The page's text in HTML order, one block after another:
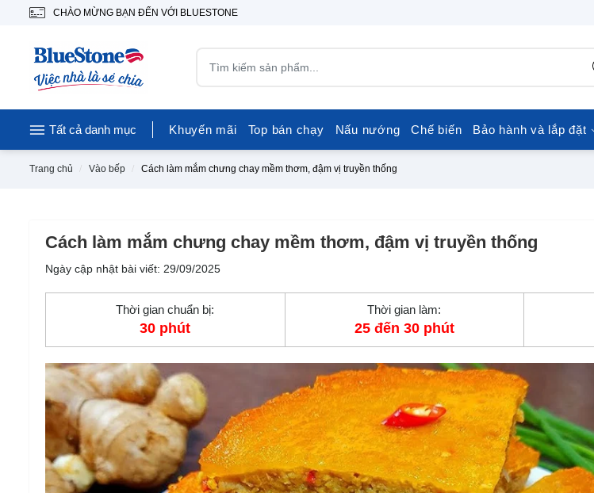
CHÀO MỪNG BẠN ĐẾN VỚI BLUESTONE
Tất cả danh mục Khuyến mãi Top bán chạy Nấu nướng Chế biến Bảo hành và lắp đặt
Trang chủ Vào bếp Cách làm mắm chưng chay mềm thơm, đậm vị truyền thống
Cách làm mắm chưng chay mềm thơm, đậm vị truyền thống
Ngày cập nhật bài viết: 29/09/2025
Thời gian chuẩn bị:
30 phút
Thời gian làm:
25 đến 30 phút